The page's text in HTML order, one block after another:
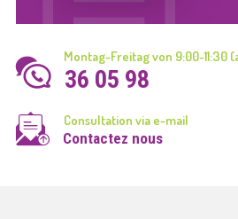
Montag-Freitag von 9:00-11:30
36 05 98
Consultation via e-mail
Contactez nous